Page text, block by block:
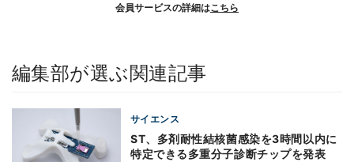
会員サービスの詳細はこちら
編集部が選ぶ関連記事
サイエンス
ST、多剤耐性結核菌感染を3時間以内に
特定できる多重分子診断チップを発表